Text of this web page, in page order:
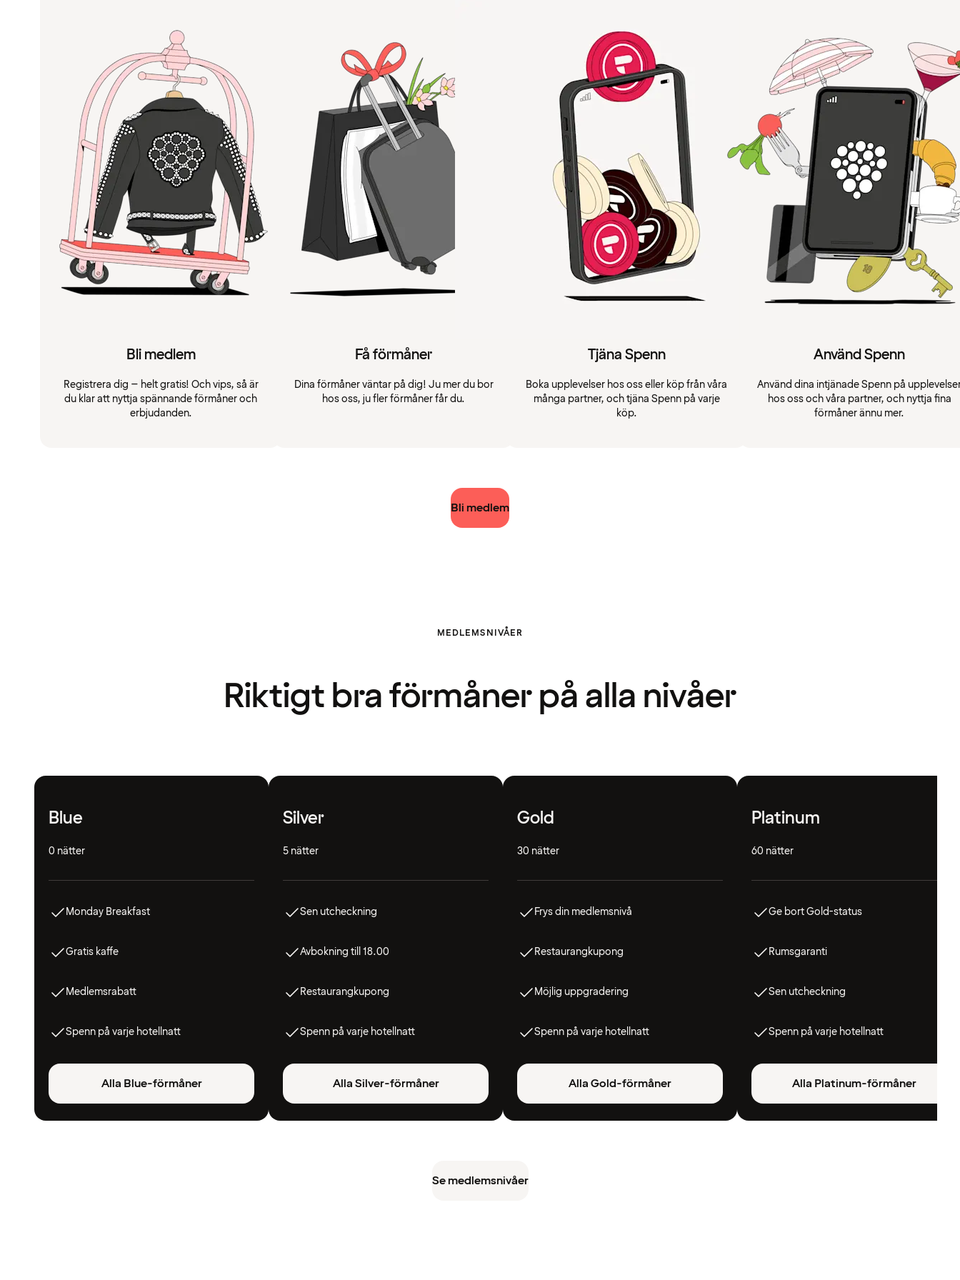
Bli medlem
Registrera dig – helt gratis! Och vips, så är
du klar att nyttja spännande förmåner och
erbjudanden.
Få förmåner
Dina förmåner väntar på dig! Ju mer du bor
hos oss, ju fler förmåner får du.
Tjäna Spenn
Boka upplevelser hos oss eller köp från våra
många partner, och tjäna Spenn på varje
köp.
Använd Spenn
Använd dina intjänade Spenn på
hos oss och våra partner, och nyttja fina
förmåner ännu mer.
Bli medlem
MEDLEMSNIVÅER
Riktigt bra förmåner på alla nivåer
Blue
0 nätter
Monday Breakfast
Gratis kaffe
Medlemsrabatt
Spenn på varje hotellnatt
Alla Blue-förmåner
Silver
5 nätter
Sen utcheckning
Avbokning till 18.00
Restaurangkupong
Spenn på varje hotellnatt
Alla Silver-förmåner
Gold
30 nätter
Frys din medlemsnivå
Restaurangkupong
Möjlig uppgradering
Spenn på varje hotellnatt
Alla Gold-förmåner
Platinum
60 nätter
Ge bort Gold-status
Rumsgaranti
Sen utcheckning
Spenn på varje hotellnatt
Alla Platinum-förmåner
Se medlemsnivåer